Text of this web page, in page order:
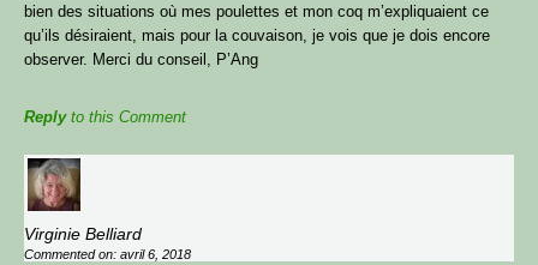
bien des situations où mes poulettes et mon coq m’expliquaient ce
qu’ils désiraient, mais pour la couvaison, je vois que je dois encore
observer. Merci du conseil, P’Ang
Replyto this Comment
Virginie Belliard
Commented on: avril 6, 2018